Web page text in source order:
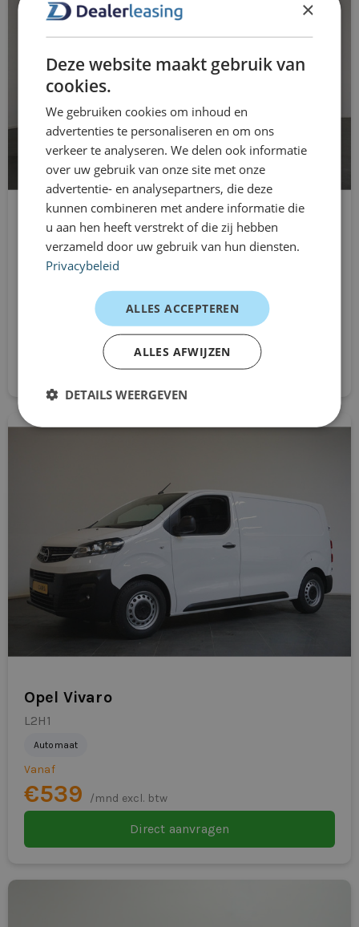
Klaar om een Citroën Jumpy L3H1 te
leasen?
Flexibel leasen. Snel geregeld. Maximale laadruimte
onderweg.
DAB ontvanger
dimlichten automatisch
dodehoek detectie
elektrische ramen voor
Elektrisch inklapbare spiegels
Elektronisch Stabiliteits Programma
hill hold functie
Mistlampen voor
multimedia-voorbereiding
Pack Comfort en Safety Nav
passagiersairbag
stof/kunstlederen bekleding
stuur verstelbaar
stuurwiel multifunctioneel
warmtewerende voorruit
Citroën Jumpy
L3H1
/mnd excl. btw
Direct aanvragen
Opel Vivaro
L2H1
Automaat
Vanaf
€539 /mnd excl. btw
Direct aanvragen
×
Deze website maakt gebruik van
cookies.
We gebruiken cookies om inhoud en
advertenties te personaliseren en om ons
verkeer te analyseren. We delen ook informatie
over uw gebruik van onze site met onze
advertentie- en analysepartners, die deze
kunnen combineren met andere informatie die
u aan hen heeft verstrekt of die zij hebben
verzameld door uw gebruik van hun diensten.
Privacybeleid
ALLES ACCEPTEREN
ALLES AFWIJZEN
DETAILS WEERGEVEN